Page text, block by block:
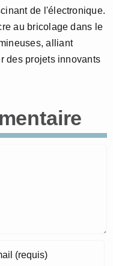
de l'électronique.
au bricolage dans le
alliant
des projets innovants